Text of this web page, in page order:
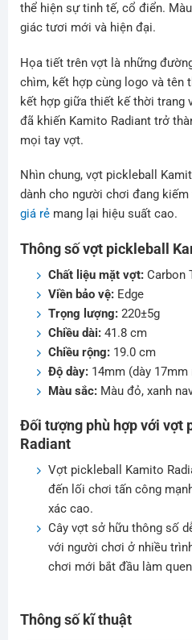
thể hiện sự tinh tế, cổ điển.
giác tươi mới và hiện đại.
Họa tiết trên vợt là những
chìm, kết hợp cùng logo và tên
kết hợp giữa thiết kế thời trang
đã khiến Kamito Radiant trở
mọi tay vợt.
Nhìn chung, vợt pickleball
dành cho người chơi đang
giá rẻmang lại hiệu suất cao.
Thông số vợt pickleball
Chất liệu mặt vợt:Carbon
Viền bảo vệ:Edge
Trọng lượng:220±5g
Chiều dài:41.8 cm
Chiều rộng:19.0 cm
Độ dày:14mm (dày 17mm
Màu sắc:Màu đỏ, xanh
Đối tượng phù hợp với vợt
Radiant
Vợt pickleball Kamito
đến lối chơi tấn công
xác cao.
Cây vợt sở hữu thông số
với người chơi ở nhiều
chơi mới bắt đầu làm
Thông số kĩ thuật